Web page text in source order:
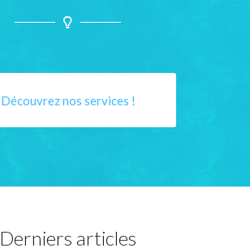
Découvrez nos services !
Derniers articles